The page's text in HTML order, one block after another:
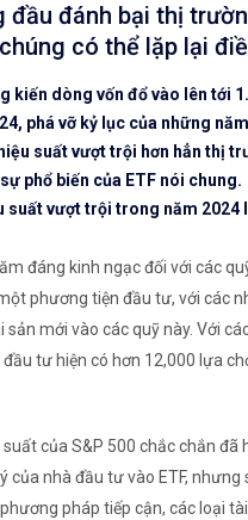
đầu đánh bại thị
có thể lặp lại
kiến ​​dòng vốn đổ vào lên tới
phá vỡ kỷ lục của những
suất vượt trội hơn hẳn thị
phổ biến của ETF nói chung.
suất vượt trội trong năm 2024
đáng kinh ngạc đối với các
phương tiện đầu tư, với các
sản mới vào các quỹ này. Với
tư hiện có hơn 12,000 lựa
của S&P 500 chắc chắn đã
của nhà đầu tư vào ETF, nhưng
pháp tiếp cận, các loại